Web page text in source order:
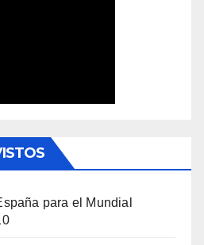
para el Mundial